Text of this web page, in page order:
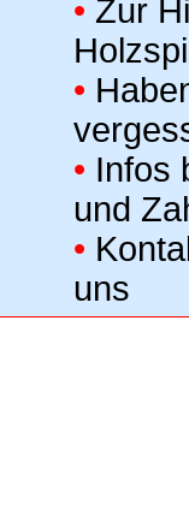
• Zur
•
• Infos
und
•
uns